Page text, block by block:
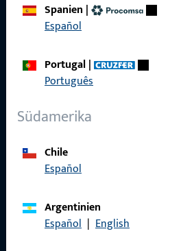
Spanien |
Español
Portugal|
Português
Südamerika
Chile
Español
Argentinien
Español | English
Produktkatalog